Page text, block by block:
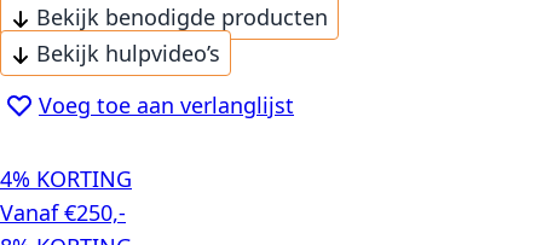
Bekijk benodigde producten
Bekijk hulpvideo’s
Voeg toe aan verlanglijst
4% KORTING
Vanaf €250,-